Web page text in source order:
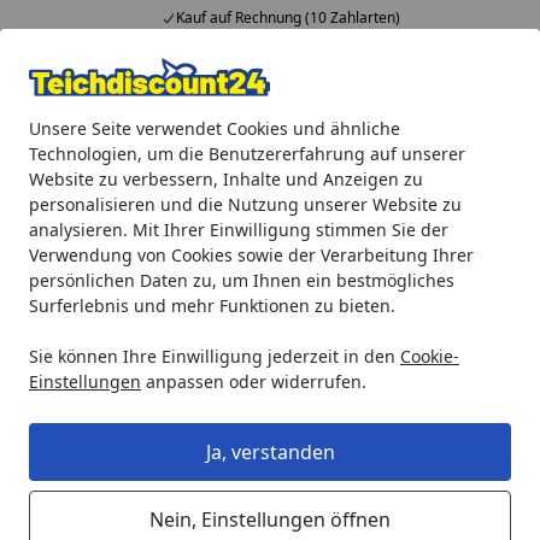
Unsere Seite verwendet Cookies und ähnliche
Technologien, um die Benutzererfahrung auf unserer
Website zu verbessern, Inhalte und Anzeigen zu
personalisieren und die Nutzung unserer Website zu
analysieren. Mit Ihrer Einwilligung stimmen Sie der
Verwendung von Cookies sowie der Verarbeitung Ihrer
persönlichen Daten zu, um Ihnen ein bestmögliches
Surferlebnis und mehr Funktionen zu bieten.
Sie können Ihre Einwilligung jederzeit in den Cookie-
Einstellungen anpassen oder widerrufen.
Ja, verstanden
Nein, Einstellungen öffnen
Kauf auf Rechnung (10 Zahlarten)
Alle Produkte
Mein Konto
Suchen
Startseite
Heissner RGB-Pool-Wandeinbaustrahler, RGB, 165mm
Heissner RGB-Pool-
Wandeinbaustrahler, RGB, 165mm
Lamp / 290mm Frame / 25W (L489-
00)